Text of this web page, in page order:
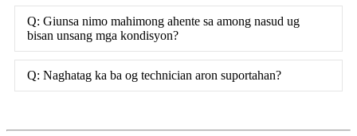
Q: Giunsa nimo mahimong ahente sa among nasud ug
bisan unsang mga kondisyon?
Q: Naghatag ka ba og technician aron suportahan?